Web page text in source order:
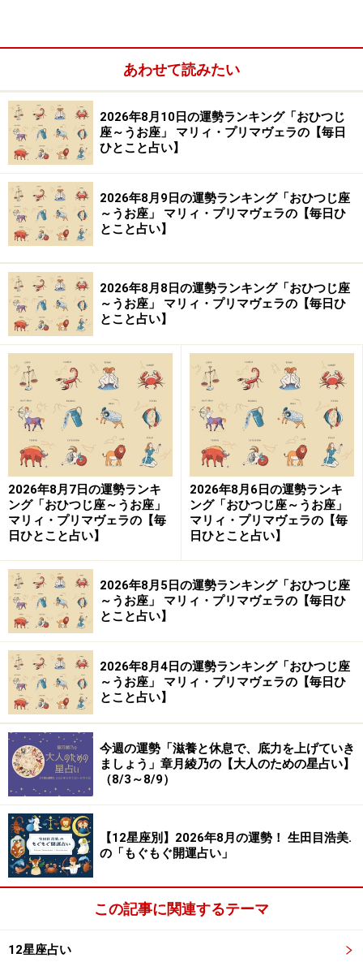
「やぎ座」の今日の運勢
派手な振る舞いは同性から非難されそう。落ち着いた行
動を意識して。
＞【12星座別】夏を乗り切るあなたの「スタミナアップ
10位：さそり座／蠍座（10月24日～11月22
日生まれ）
「さそり座」の今日の運勢
誤解されやすい言動に注意。悩み相談は同性の友人に。
＞【12星座別】夏を乗り切るあなたの「スタミナアップ
法」！
9位：うお座／魚座（2月19日～3月20日生
まれ）
「うお座」の今日の運勢
自分の用事を最優先に。義理の付き合いは避けたほうが
◎。
＞【12星座別】夏を乗り切るあなたの「スタミナアップ
法」！
あわせて読みたい
2026年8月10日の運勢ランキング「おひつじ
座～うお座」 マリィ・プリマヴェラの【毎日
ひとこと占い】
2026年8月9日の運勢ランキング「おひつじ座
～うお座」 マリィ・プリマヴェラの【毎日ひ
とこと占い】
2026年8月8日の運勢ランキング「おひつじ座
～うお座」 マリィ・プリマヴェラの【毎日ひ
とこと占い】
2026年8月7日の運勢ランキ
ング「おひつじ座～うお座」
マリィ・プリマヴェラの【毎
日ひとこと占い】
2026年8月6日の運勢ランキ
ング「おひつじ座～うお座」
マリィ・プリマヴェラの【毎
日ひとこと占い】
2026年8月5日の運勢ランキング「おひつじ座
～うお座」 マリィ・プリマヴェラの【毎日ひ
とこと占い】
2026年8月4日の運勢ランキング「おひつじ座
～うお座」 マリィ・プリマヴェラの【毎日ひ
とこと占い】
今週の運勢「滋養と休息で、底力を上げていき
ましょう」章月綾乃の【大人のための星占い】
（8/3～8/9）
【12星座別】2026年8月の運勢！ 生田目浩美.
の「もぐもぐ開運占い」
この記事に関連するテーマ
12星座占い